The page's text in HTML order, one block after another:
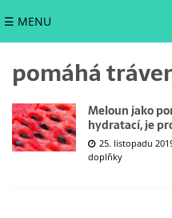
☰ MENU
pomáhá
Meloun jako
hydratací, je
25. listopadu
doplňky